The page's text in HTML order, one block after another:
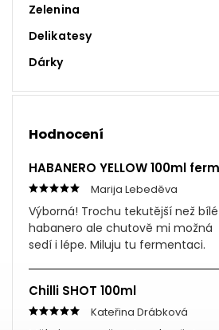
Zelenina
Delikatesy
Dárky
Hodnocení
Marija Lebeděva
Výborná! Trochu tekutější než bílé
habanero ale chutově mi možná
sedí i lépe. Miluju tu fermentaci.
Chilli SHOT 100ml
Kateřina Drábková